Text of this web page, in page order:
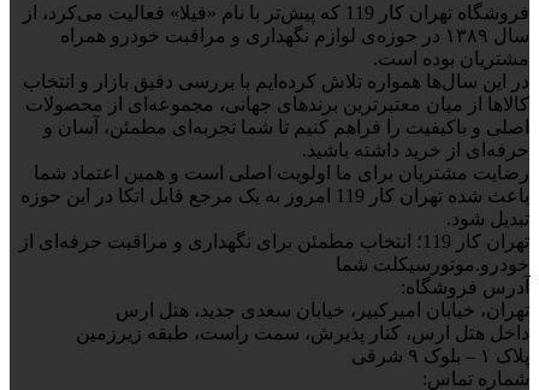
فروشگاه تهران کار 119 که پیش‌تر با نام «فیلا» فعالیت می‌کرد، از
سال ۱۳۸۹ در حوزه‌ی لوازم نگهداری و مراقبت خودرو همراه
مشتریان بوده است.
در این سال‌ها همواره تلاش کرده‌ایم با بررسی دقیق بازار و انتخاب
کالاها از میان معتبرترین برندهای جهانی، مجموعه‌ای از محصولات
اصلی و باکیفیت را فراهم کنیم تا شما تجربه‌ای مطمئن، آسان و
حرفه‌ای از خرید داشته باشید.
رضایت مشتریان برای ما اولویت اصلی است و همین اعتماد شما
باعث شده تهران کار 119 امروز به یک مرجع قابل اتکا در این حوزه
تبدیل شود.
تهران کار 119؛ انتخاب مطمئن برای نگهداری و مراقبت حرفه‌ای از
خودرو.موتورسیکلت شما
آدرس فروشگاه:
تهران، خیابان امیرکبیر، خیابان سعدی جدید، هتل ارس
داخل هتل ارس، کنار پذیرش، سمت راست، طبقه زیرزمین
پلاک ۱ – بلوک ۹ شرقی
شماره تماس: